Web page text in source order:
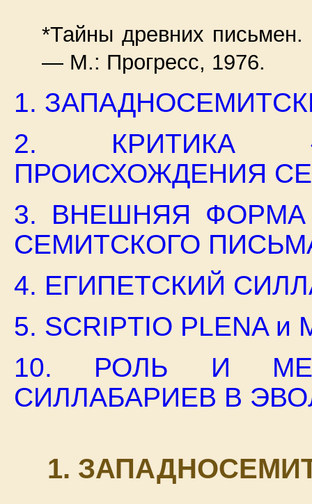
*Тайны древних
— М.: Прогресс, 1976.
1.
2. КРИТИКА
ПРОИСХОЖДЕНИЯ
3. ВНЕШНЯЯ ФОРМА
СЕМИТСКОГО
4. ЕГИПЕТСКИЙ
5. SCRIPTIO PLENA и
10. РОЛЬ И
СИЛЛАБАРИЕВ В
1.